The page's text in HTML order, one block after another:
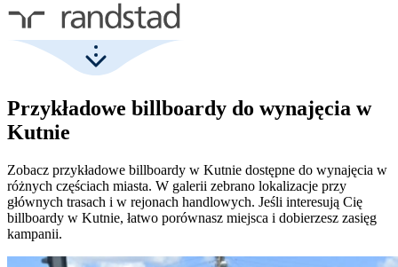
Przykładowe billboardy do wynajęcia w
Kutnie
Zobacz przykładowe billboardy w Kutnie dostępne do wynajęcia w
różnych częściach miasta. W galerii zebrano lokalizacje przy
głównych trasach i w rejonach handlowych. Jeśli interesują Cię
billboardy w Kutnie, łatwo porównasz miejsca i dobierzesz zasięg
kampanii.